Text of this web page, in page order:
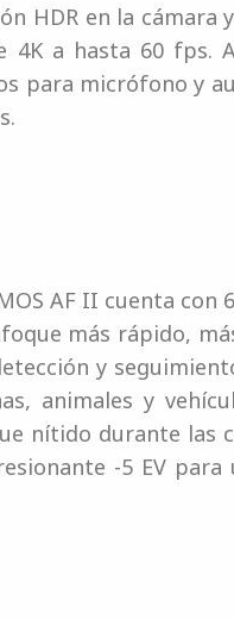
HDR en la cámara
a hasta 60 fps.
para micrófono y
AF II cuenta
más rápido,
y
animales y
nítido durante las
-5 EV